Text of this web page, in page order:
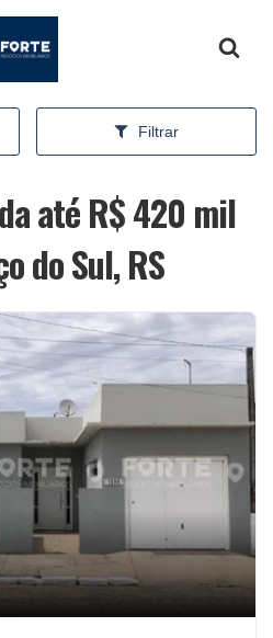
Filtrar
até R$ 420 mil
do Sul, RS